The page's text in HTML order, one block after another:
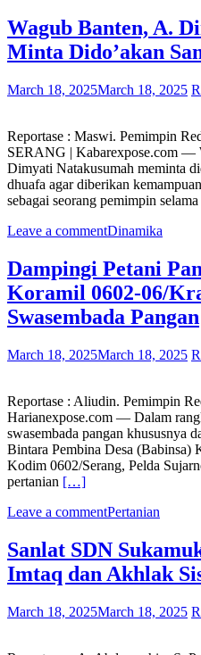
Wagub Banten, A.
Minta Dido’akan
March 18, 2025March 18, 2025
Reportase : Maswi. Pemimpin
SERANG | Kabarexpose.com —
Dimyati Natakusumah meminta
dhuafa agar diberikan
sebagai seorang pemimpin selama
Leave a commentDinamika
Dampingi Petani
Koramil 0602-06/
Swasembada Pangan
March 18, 2025March 18, 2025
Reportase : Aliudin. Pemimpin
Harianexpose.com — Dalam
swasembada pangan khususnya
Bintara Pembina Desa (Babinsa)
Kodim 0602/Serang, Pelda
pertanian […]
Leave a commentPertanian
Sanlat SDN
Imtaq dan Akhlak
March 18, 2025March 18, 2025